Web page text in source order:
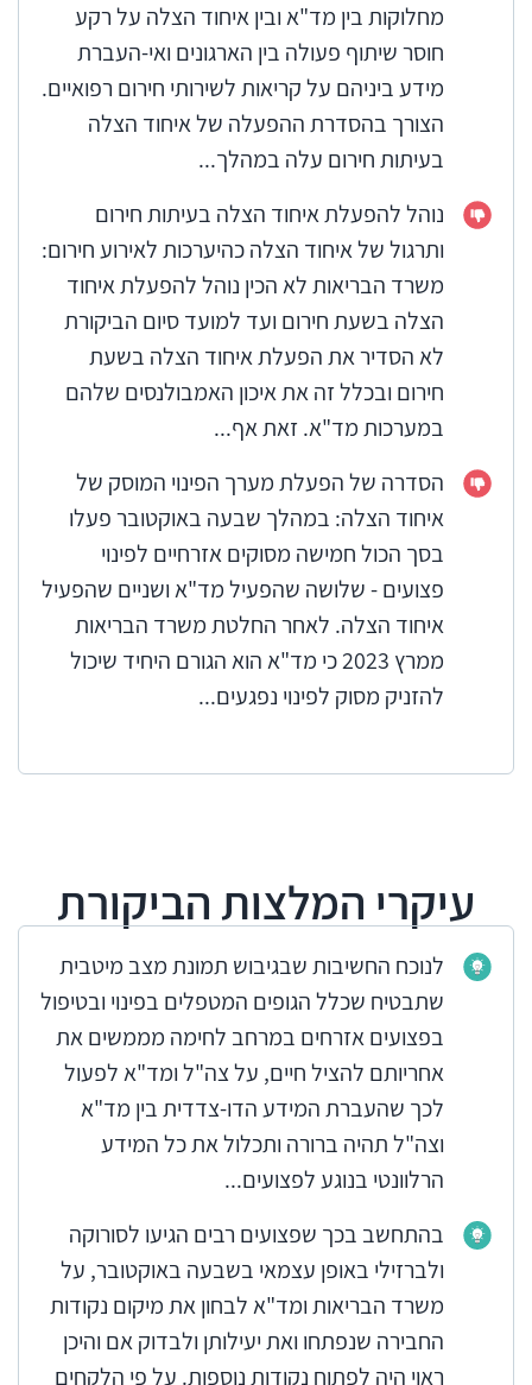
מחלוקות בין מד"א ובין איחוד הצלה על רקע
חוסר שיתוף פעולה בין הארגונים ואי-העברת
מידע ביניהם על קריאות לשירותי חירום רפואיים.
הצורך בהסדרת ההפעלה של איחוד הצלה
בעיתות חירום עלה במהלך...
נוהל להפעלת איחוד הצלה בעיתות חירום
ותרגול של איחוד הצלה כהיערכות לאירוע חירום:
משרד הבריאות לא הכין נוהל להפעלת איחוד
הצלה בשעת חירום ועד למועד סיום הביקורת
לא הסדיר את הפעלת איחוד הצלה בשעת
חירום ובכלל זה את איכון האמבולנסים שלהם
במערכות מד"א. זאת אף...
הסדרה של הפעלת מערך הפינוי המוסק של
איחוד הצלה: במהלך שבעה באוקטובר פעלו
בסך הכול חמישה מסוקים אזרחיים לפינוי
פצועים - שלושה שהפעיל מד"א ושניים שהפעיל
איחוד הצלה. לאחר החלטת משרד הבריאות
ממרץ 2023 כי מד"א הוא הגורם היחיד שיכול
להזניק מסוק לפינוי נפגעים...
עיקרי המלצות הביקורת
לנוכח החשיבות שבגיבוש תמונת מצב מיטבית
שתבטיח שכלל הגופים המטפלים בפינוי ובטיפול
בפצועים אזרחים במרחב לחימה מממשים את
אחריותם להציל חיים, על צה"ל ומד"א לפעול
לכך שהעברת המידע הדו-צדדית בין מד"א
וצה"ל תהיה ברורה ותכלול את כל המידע
הרלוונטי בנוגע לפצועים...
בהתחשב בכך שפצועים רבים הגיעו לסורוקה
ולברזילי באופן עצמאי בשבעה באוקטובר, על
משרד הבריאות ומד"א לבחון את מיקום נקודות
החבירה שנפתחו ואת יעילותן ולבדוק אם והיכן
ראוי היה לפתוח נקודות נוספות. על פי הלקחים